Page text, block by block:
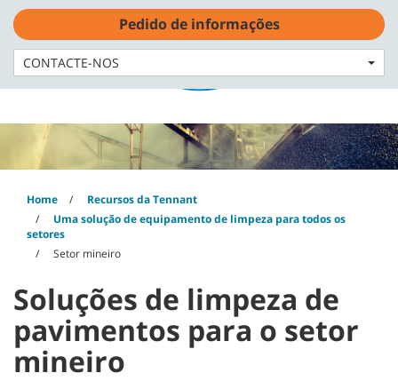
Skip
content
Skip
navigation
menu
Português - PT
Home
Recursos da Tennant
Uma solução de equipamento de limpeza para todos os
setores
Setor mineiro
Soluções de limpeza de
pavimentos para o setor
mineiro
Pedido de informações
CONTACTE-NOS